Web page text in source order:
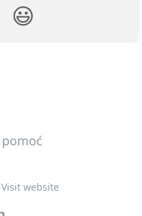
😃
Visit website